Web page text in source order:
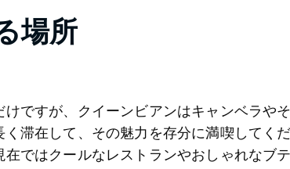
場所
ですが、クイーンビアンはキャンベラや
滞在して、その魅力を存分に満喫してく
在ではクールなレストランやおしゃれなブ